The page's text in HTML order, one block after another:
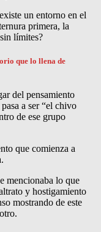
un entorno en el
primera, la
límites?
que lo llena de
del pensamiento
a ser “el chivo
de ese grupo
que comienza a
mencionaba lo que
y hostigamiento
mostrando de este